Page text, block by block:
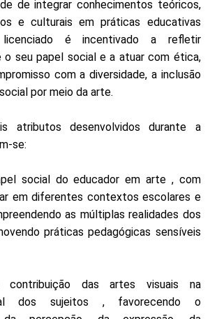
de integrar conhecimentos teóricos,
e culturais em práticas educativas
licenciado é incentivado a refletir
seu papel social e a atuar com ética,
com a diversidade, a inclusão
por meio da arte.
atributos desenvolvidos durante a
se:
social do educador em arte , com
em diferentes contextos escolares e
as múltiplas realidades dos
práticas pedagógicas sensíveis
contribuição das artes visuais na
dos sujeitos , favorecendo o